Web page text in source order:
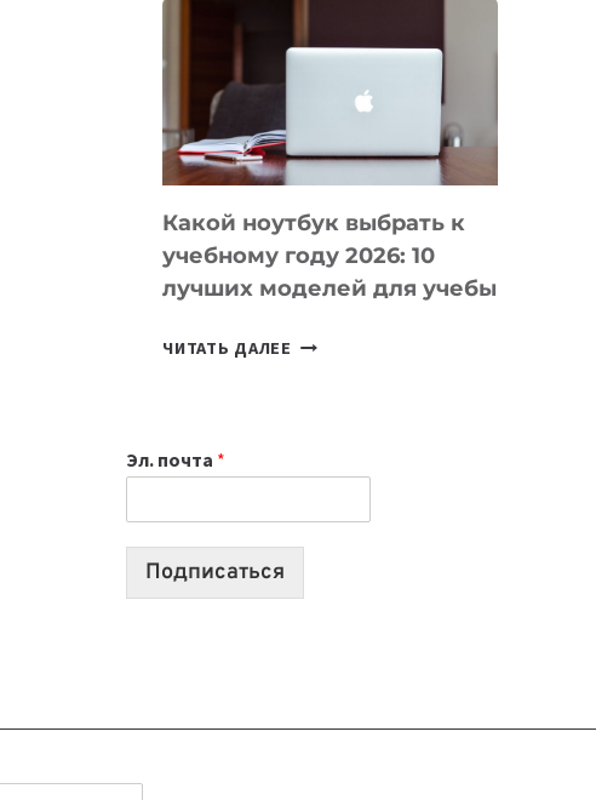
КОТОРЫЕ
СОЗДАВАТЬ
БЕЗ
КОДА
Какой ноутбук выбрать к
учебному году 2026: 10
лучших моделей для учебы
ЧИТАТЬ ДАЛЕЕ КАКОЙ
2026:
10
Эл. почта *
Подписаться